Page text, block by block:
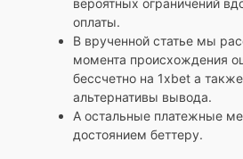
оплаты.
В врученной статье мы
момента происхождения
бессчетно на 1xbet а
альтернативы вывода.
А остальные платежные
достоянием беттеру.